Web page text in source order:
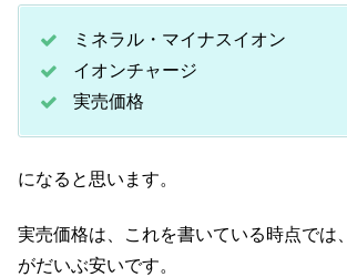
ミネラル・マイナスイオン
イオンチャージ
実売価格
になると思います。
実売価格は、これを書いている時点では、
がだいぶ安いです。